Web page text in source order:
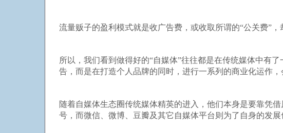
流量贩子的盈利模式就是收广告费，或收取所谓的“公关费”
所以，我们看到做得好的“自媒体”往往都是在传统媒体中有
告，而是在打造个人品牌的同时，进行一系列的商业化运作，
随着自媒体生态圈传统媒体精英的进入，他们本身是要靠凭
号，而微信、微博、豆瓣及其它自媒体平台则为了自身的发展